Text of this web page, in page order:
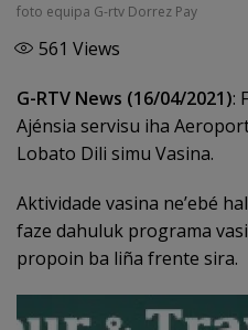
foto equipa G-rtv Dorrez Pay
561 Views
G-RTV News (16/04/2021):
Ajénsia servisu iha
Lobato Dili simu Vasina.
Aktividade vasina ne’ebé
faze dahuluk programa
propoin ba liña frente sira.